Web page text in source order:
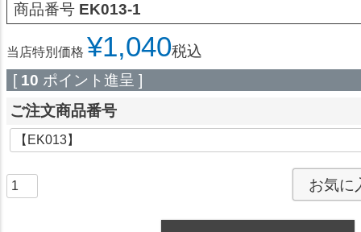
商品番号 EK013-1
当店特別価格 ¥1,040税込
[ 10 ポイント進呈 ]
ご注文商品番号
お気に